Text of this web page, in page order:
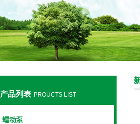
产品列表 PROUCTS LIST
蠕动泵